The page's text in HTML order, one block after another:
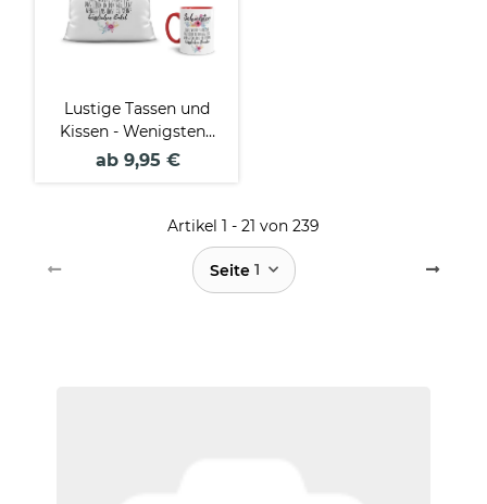
Lustige Tassen und
Kissen - Wenigstens
hast du keine
ab 9,95 €
Artikel 1 - 21 von 239
Seite 1